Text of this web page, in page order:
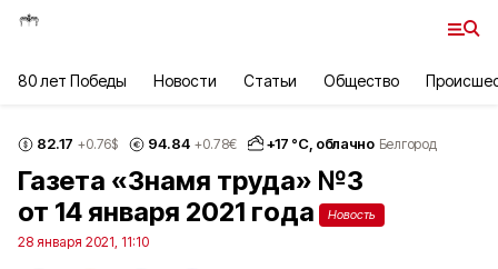
80 лет Победы Новости Статьи Общество
82.17 +0.76$ 94.84 +0.78€ +17 °С, облачно Белгород
Газета «Знамя труда» №3
от 14 января 2021 года
Новость
28 января 2021, 11:10